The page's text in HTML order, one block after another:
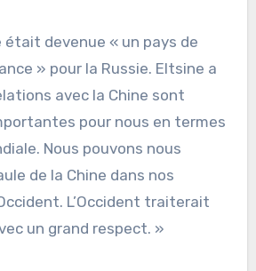
était devenue « un pays de
» pour la Russie. Eltsine a
avec la Chine sont
pour nous en termes
Nous pouvons nous
de la Chine dans nos
L’Occident traiterait
un grand respect. »